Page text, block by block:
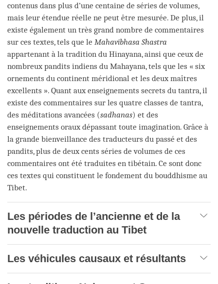
contenus dans plus d’une centaine de séries de volumes,
mais leur étendue réelle ne peut être mesurée. De plus, il
existe également un très grand nombre de commentaires
sur ces textes, tels que le Mahavibhasa Shastra
appartenant à la tradition du Hinayana, ainsi que ceux de
nombreux pandits indiens du Mahayana, tels que les « six
ornements du continent méridional et les deux maîtres
excellents ». Quant aux enseignements secrets du tantra, il
existe des commentaires sur les quatre classes de tantra,
des méditations avancées (sadhanas) et des
enseignements oraux dépassant toute imagination. Grâce à
la grande bienveillance des traducteurs du passé et des
pandits, plus de deux cents séries de volumes de ces
commentaires ont été traduites en tibétain. Ce sont donc
ces textes qui constituent le fondement du bouddhisme au
Tibet.
Les périodes de l’ancienne et de la
nouvelle traduction au Tibet
Les véhicules causaux et résultants